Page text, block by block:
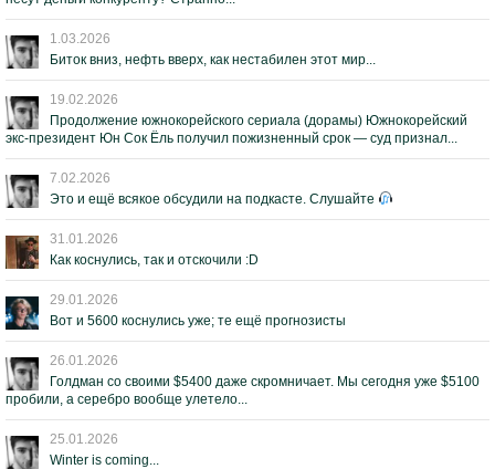
1.03.2026
Биток вниз, нефть вверх, как нестабилен этот мир...
19.02.2026
Продолжение южнокорейского сериала (дорамы) Южнокорейский
экс-президент Юн Сок Ёль получил пожизненный срок — суд признал...
7.02.2026
Это и ещё всякое обсудили на подкасте. Слушайте
31.01.2026
Как коснулись, так и отскочили :D
29.01.2026
Вот и 5600 коснулись уже; те ещё прогнозисты
26.01.2026
Голдман со своими $5400 даже скромничает. Мы сегодня уже $5100
пробили, а серебро вообще улетело...
25.01.2026
Winter is coming...